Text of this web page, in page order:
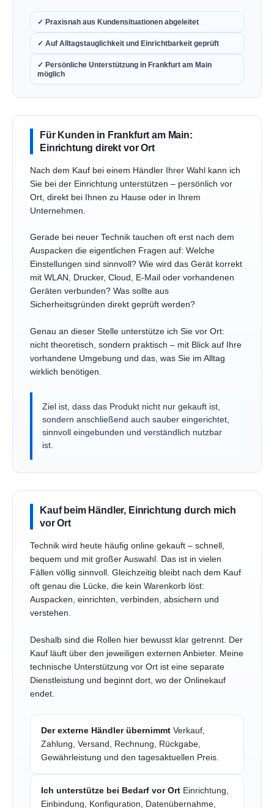
✓ Praxisnah aus Kundensituationen abgeleitet
✓ Auf Alltagstauglichkeit und Einrichtbarkeit geprüft
✓ Persönliche Unterstützung in Frankfurt am Main
möglich
Für Kunden in Frankfurt am Main:
Einrichtung direkt vor Ort
Nach dem Kauf bei einem Händler Ihrer Wahl kann ich
Sie bei der Einrichtung unterstützen – persönlich vor
Ort, direkt bei Ihnen zu Hause oder in Ihrem
Unternehmen.
Gerade bei neuer Technik tauchen oft erst nach dem
Auspacken die eigentlichen Fragen auf: Welche
Einstellungen sind sinnvoll? Wie wird das Gerät korrekt
mit WLAN, Drucker, Cloud, E-Mail oder vorhandenen
Geräten verbunden? Was sollte aus
Sicherheitsgründen direkt geprüft werden?
Genau an dieser Stelle unterstütze ich Sie vor Ort:
nicht theoretisch, sondern praktisch – mit Blick auf Ihre
vorhandene Umgebung und das, was Sie im Alltag
wirklich benötigen.
Ziel ist, dass das Produkt nicht nur gekauft ist,
sondern anschließend auch sauber eingerichtet,
sinnvoll eingebunden und verständlich nutzbar
ist.
Kauf beim Händler, Einrichtung durch mich
vor Ort
Technik wird heute häufig online gekauft – schnell,
bequem und mit großer Auswahl. Das ist in vielen
Fällen völlig sinnvoll. Gleichzeitig bleibt nach dem Kauf
oft genau die Lücke, die kein Warenkorb löst:
Auspacken, einrichten, verbinden, absichern und
verstehen.
Deshalb sind die Rollen hier bewusst klar getrennt. Der
Kauf läuft über den jeweiligen externen Anbieter. Meine
technische Unterstützung vor Ort ist eine separate
Dienstleistung und beginnt dort, wo der Onlinekauf
endet.
Der externe Händler übernimmt Verkauf,
Zahlung, Versand, Rechnung, Rückgabe,
Gewährleistung und den tagesaktuellen Preis.
Ich unterstütze bei Bedarf vor Ort Einrichtung,
Einbindung, Konfiguration, Datenübernahme,